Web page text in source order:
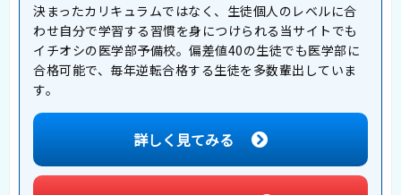
決まったカリキュラムではなく、生徒個人のレベルに合
わせ自分で学習する習慣を身につけられる当サイトでも
イチオシの医学部予備校。偏差値40の生徒でも医学部に
合格可能で、毎年逆転合格する生徒を多数輩出していま
す。
詳しく見てみる